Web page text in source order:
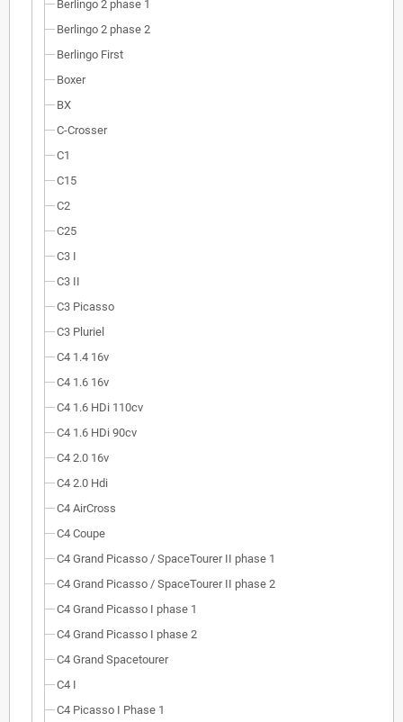
Berlingo 2 phase 1
Berlingo 2 phase 2
Berlingo First
Boxer
BX
C-Crosser
C1
C15
C2
C25
C3 I
C3 II
C3 Picasso
C3 Pluriel
C4 1.4 16v
C4 1.6 16v
C4 1.6 HDi 110cv
C4 1.6 HDi 90cv
C4 2.0 16v
C4 2.0 Hdi
C4 AirCross
C4 Coupe
C4 Grand Picasso / SpaceTourer II phase 1
C4 Grand Picasso / SpaceTourer II phase 2
C4 Grand Picasso I phase 1
C4 Grand Picasso I phase 2
C4 Grand Spacetourer
C4 I
C4 Picasso I Phase 1